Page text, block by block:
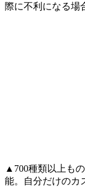
際に不利になる場
▲700種類以上も
能。自分だけのカ